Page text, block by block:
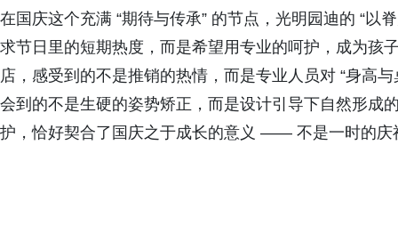
在国庆这个充满 “期待与传承” 的节点，光明园迪的 “以
求节日里的短期热度，而是希望用专业的呵护，成为孩
店，感受到的不是推销的热情，而是专业人员对 “身高
会到的不是生硬的姿势矫正，而是设计引导下自然形成
护，恰好契合了国庆之于成长的意义 —— 不是一时的庆